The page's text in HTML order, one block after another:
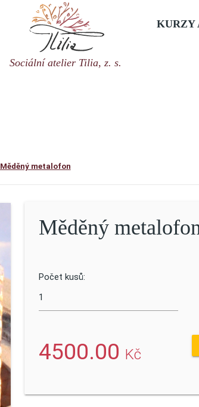
Sociální atelier Tilia, z. s.
KURZY
Měděný metalofon
Měděný
Počet kusů:
4500.00 Kč